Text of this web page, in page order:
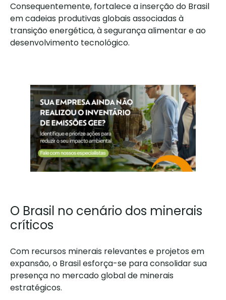
Consequentemente, fortalece a inserção do Brasil
em cadeias produtivas globais associadas à
transição energética, à segurança alimentar e ao
desenvolvimento tecnológico.
O Brasil no cenário dos minerais
críticos
Com recursos minerais relevantes e projetos em
expansão, o Brasil esforça-se para consolidar sua
presença no mercado global de minerais
estratégicos.